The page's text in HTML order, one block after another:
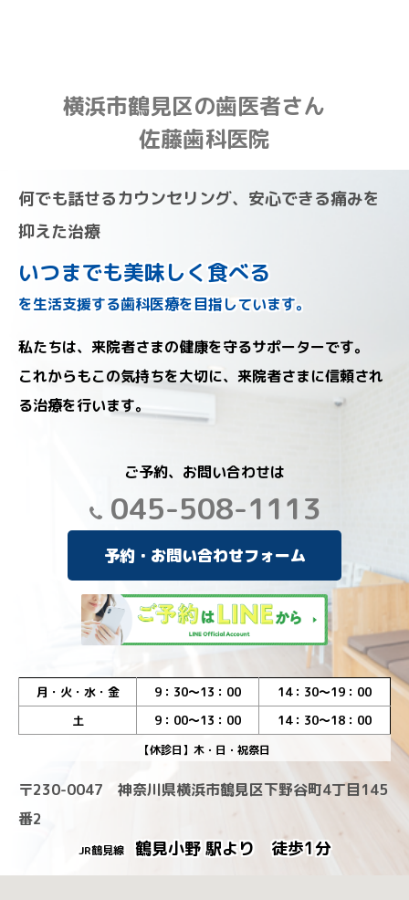
横浜市鶴見区の歯医者さん
佐藤歯科医院
何でも話せるカウンセリング、安心できる痛みを
抑えた治療
いつまでも美味しく食べる
を生活支援する歯科医療を目指しています。
私たちは、来院者さまの健康を守るサポーターです。
これからもこの気持ちを大切に、来院者さまに信頼され
る治療を行います。
ご予約、お問い合わせは
045-508-1113
予約・お問い合わせフォーム
月・火・水・金 9：30～13：00
14：30～19：00
土
9：00～13：00 14：30～18：00
【休診日】木・日・祝祭日
〒230-0047 神奈川県横浜市鶴見区下野谷町4丁目145
番2
JR鶴見線 鶴見小野 駅より 徒歩1分